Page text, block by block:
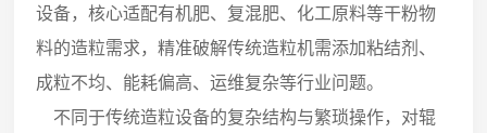
设备，核心适配有机肥、复混肥、化工原料等干粉物
料的造粒需求，精准破解传统造粒机需添加粘结剂、
成粒不均、能耗偏高、运维复杂等行业问题。
不同于传统造粒设备的复杂结构与繁琐操作，对辊